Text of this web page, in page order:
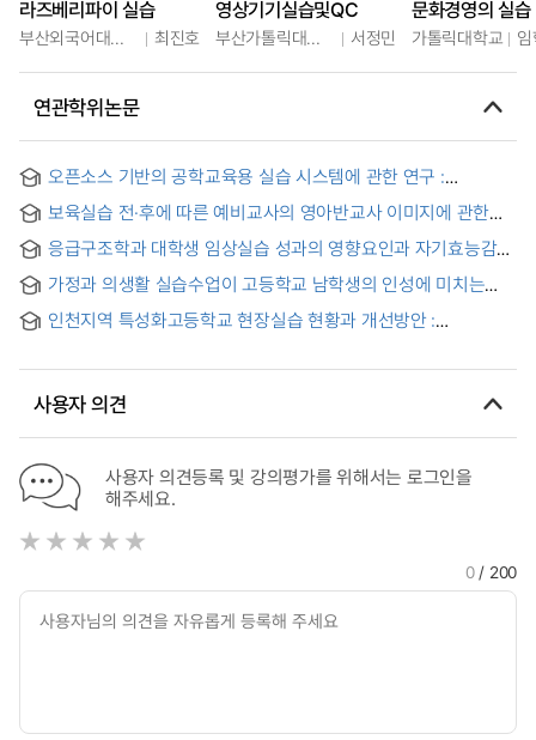
라즈베리파이 실습
부산외국어대학교 최진호
영상기기실습및QC
부산가톨릭대학교 서정민
문화경영의 실습
가톨릭대학교
연관학위논문
오픈소스 기반의 공학교육용 실습 시스템에 관한 연구 :
사물인터넷과 로봇 암의 융합 = A Study on the Open Source-
based Training System for Engineering Education :
Convergence of IoT and Robot Arm
보육실습 전·후에 따른 예비교사의 영아반교사 이미지에 관한
메타포 분석 : 보육실습 전·후에 따른 예비교사의 영아반교사
이미지에 관한 메타포 분석 = A Metaphor Analysis on the
Image of Pre-service child care Teachers in Infant Class by
Pre-service child care Teachers before and after Child
Care Practice
응급구조학과 대학생 임상실습 성과의 영향요인과 자기효능감
및 자기주도성의 조절효과 = Determinants of Clinical
Practicum Performance among Emergency Medical
Science Students: The Moderating Effects of Self-Efficacy
and Self-Directedness
가정과 의생활 실습수업이 고등학교 남학생의 인성에 미치는
영향 = The influence of the practice instruction in the
clothing section of home economics on males' high school
인천지역 특성화고등학교 현장실습 현황과 개선방안 :
improvement plans of field placement at specialized high
to mechanics
사용자 의견
사용자 의견등록 및 강의평가를 위해서는 로그인을
해주세요.
0/ 200